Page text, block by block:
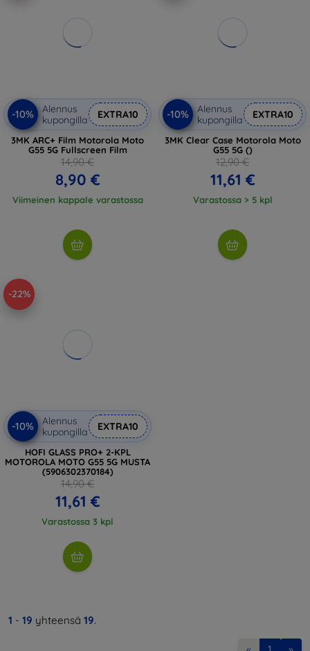
-10%
Alennus
kupongilla
EXTRA10
3MK ARC+ Film Motorola Moto
G55 5G Fullscreen Film
14,90 €
8,90 €
Viimeinen kappale varastossa
-10%
Alennus
kupongilla
EXTRA10
3MK Clear Case Motorola Moto
G55 5G ()
12,90 €
11,61 €
Varastossa > 5 kpl
-22%
-10%
Alennus
kupongilla
EXTRA10
HOFI GLASS PRO+ 2-KPL
MOTOROLA MOTO G55 5G MUSTA
(5906302370184)
14,90 €
11,61 €
Varastossa 3 kpl
1 - 19 yhteensä 19.